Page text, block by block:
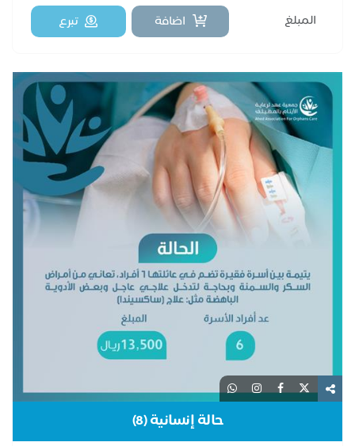
اضافة تبرع
حالة إنسانية (8)